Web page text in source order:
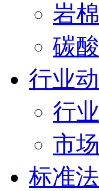
岩
碳
行业
行
市
标准